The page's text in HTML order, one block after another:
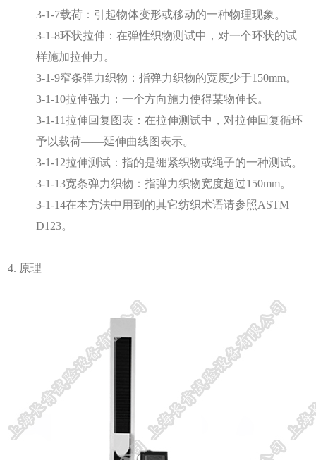
3-1-7载荷：引起物体变形或移动的一种物理现象。
3-1-8环状拉伸：在弹性织物测试中，对一个环状的试
样施加拉伸力。
3-1-9窄条弹力织物：指弹力织物的宽度少于150mm。
3-1-10拉伸强力：一个方向施力使得某物伸长。
3-1-11拉伸回复图表：在拉伸测试中，对拉伸回复循环
予以载荷——延伸曲线图表示。
3-1-12拉伸测试：指的是绷紧织物或绳子的一种测试。
3-1-13宽条弹力织物：指弹力织物宽度超过150mm。
3-1-14在本方法中用到的其它纺织术语请参照ASTM
D123。
4. 原理